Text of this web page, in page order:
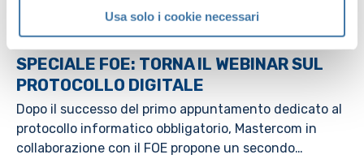
Usa solo i cookie necessari
SPECIALE FOE: TORNA IL WEBINAR SUL
PROTOCOLLO DIGITALE
Dopo il successo del primo appuntamento dedicato al
protocollo informatico obbligatorio, Mastercom in
collaborazione con il FOE propone un secondo…